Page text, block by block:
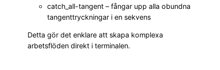
catch_all-tangent – fångar upp alla obundna
tangenttryckningar i en sekvens
Detta gör det enklare att skapa komplexa
arbetsflöden direkt i terminalen.